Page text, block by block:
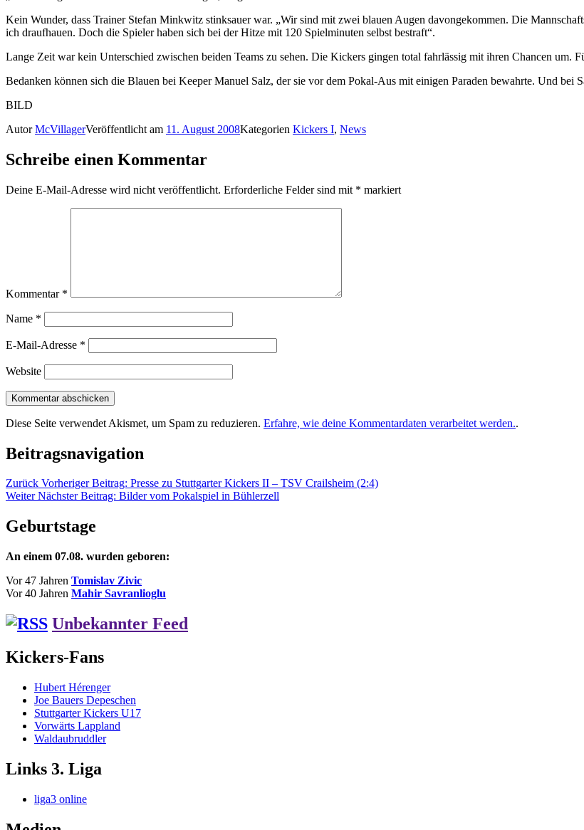
Kein Wunder, dass Trainer Stefan Minkwitz stinksauer war. „Wir sind mit zwei blauen Augen davongekommen. Die
ich draufhauen. Doch die Spieler haben sich bei der Hitze mit 120 Spielminuten selbst bestraft“.
Lange Zeit war kein Unterschied zwischen beiden Teams zu sehen. Die Kickers gingen total fahrlässig mit ihren Chancen um.
Bedanken können sich die Blauen bei Keeper Manuel Salz, der sie vor dem Pokal-Aus mit einigen Paraden bewahrte. Und bei
BILD
AutorMcVillagerVeröffentlicht am 11. August 2008Kategorien Kickers I, News
Schreibe einen Kommentar
Deine E-Mail-Adresse wird nicht veröffentlicht. Erforderliche Felder sind mit * markiert
Kommentar *
Name *
E-Mail-Adresse *
Website
Diese Seite verwendet Akismet, um Spam zu reduzieren. Erfahre, wie deine Kommentardaten verarbeitet werden..
Beitragsnavigation
Zurück Vorheriger Beitrag: Presse zu Stuttgarter Kickers II – TSV Crailsheim (2:4)
Weiter Nächster Beitrag: Bilder vom Pokalspiel in Bühlerzell
Geburtstage
An einem 07.08. wurden geboren:
Vor 47 Jahren Tomislav Zivic
Vor 40 Jahren Mahir Savranlioglu
Unbekannter Feed
Kickers-Fans
Hubert Hérenger
Joe Bauers Depeschen
Stuttgarter Kickers U17
Vorwärts Lappland
Waldaubruddler
Links 3. Liga
liga3 online